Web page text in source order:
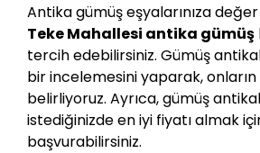
Antika gümüş eşyalarınıza
Teke Mahallesi antika gümüş
tercih edebilirsiniz. Gümüş
bir incelemesini yaparak,
belirliyoruz. Ayrıca, gümüş
istediğinizde en iyi fiyatı almak
başvurabilirsiniz.